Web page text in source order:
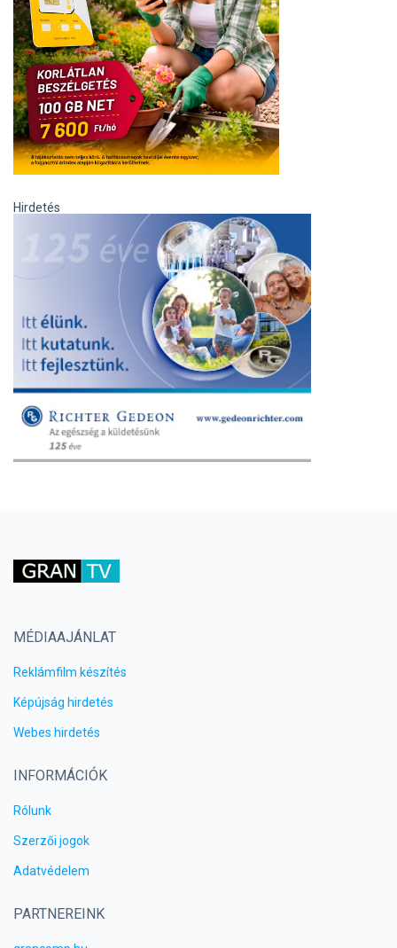
Hirdetés
MÉDIAAJÁNLAT
Reklámfilm készítés
Képújság hirdetés
Webes hirdetés
INFORMÁCIÓK
Rólunk
Szerzői jogok
Adatvédelem
PARTNEREINK